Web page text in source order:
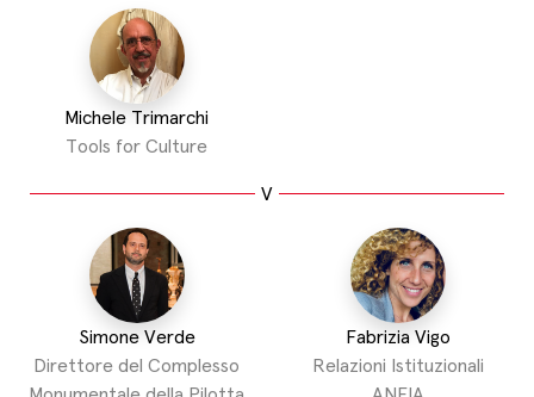
Michele Trimarchi
Tools for Culture
V
Simone Verde
Direttore del Complesso
Fabrizia Vigo
Relazioni Istituzionali